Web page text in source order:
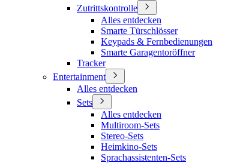
Zutrittskontrolle
Alles entdecken
Smarte Türschlösser
Keypads & Fernbedienungen
Smarte Garagentoröffner
Tracker
Entertainment
Alles entdecken
Sets
Alles entdecken
Multiroom-Sets
Stereo-Sets
Heimkino-Sets
Sprachassistenten-Sets